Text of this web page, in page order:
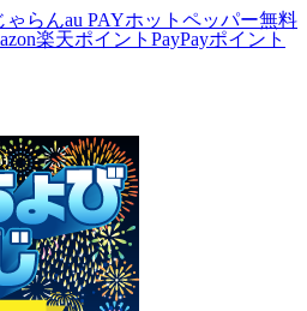
ゃらんau PAYホットペッパー無料
楽天ポイント PayPayポイント